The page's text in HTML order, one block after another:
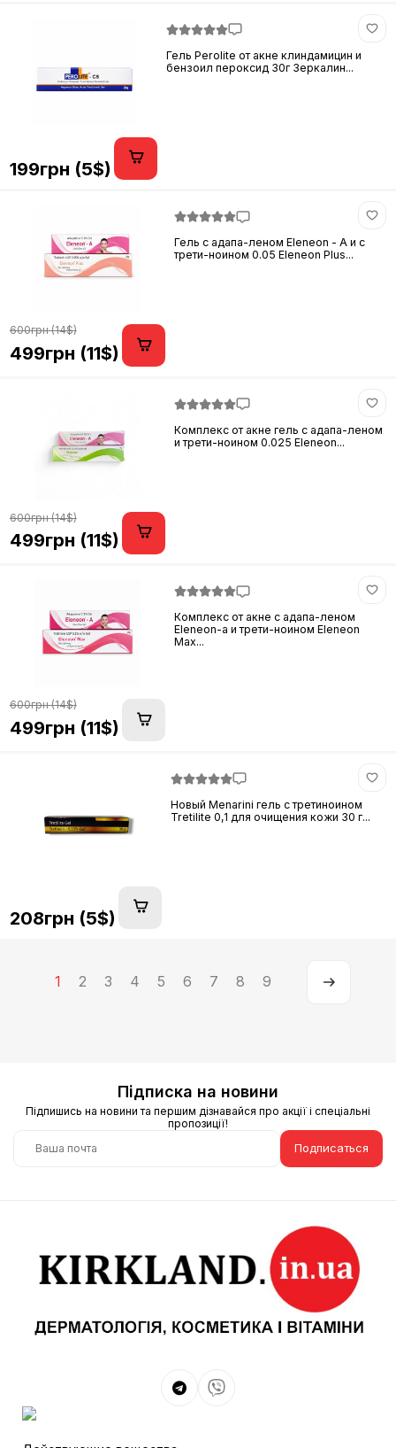
Гель Perolite от акне клиндамицин и
бензоил пероксид 30г Зеркалин...
199грн (5$)
Гель с адапа-леном Eleneon - A и с
трети-ноином 0.05 Eleneon Plus...
600грн (14$)
499грн (11$)
Комплекс от акне гель с адапа-леном
и трети-ноином 0.025 Eleneon...
600грн (14$)
499грн (11$)
Комплекс от акне с адапа-леном
Eleneon-a и трети-ноином Eleneon
Max...
600грн (14$)
499грн (11$)
Новый Menarini гель с третиноином
Tretilite 0,1 для очищения кожи 30 г...
208грн (5$)
1 2 3 4 5 6 7 8 9
Підписка на новини
Підпишись на новини та першим дізнавайся про акції і спеціальні
пропозиції!
Подписаться